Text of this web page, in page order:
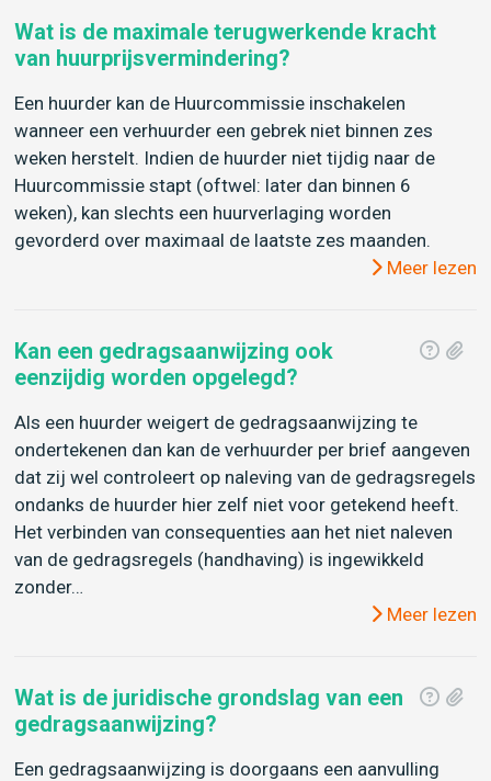
Wat is de maximale terugwerkende kracht
van huurprijsvermindering?
Een huurder kan de Huurcommissie inschakelen
wanneer een verhuurder een gebrek niet binnen zes
weken herstelt. Indien de huurder niet tijdig naar de
Huurcommissie stapt (oftwel: later dan binnen 6
weken), kan slechts een huurverlaging worden
gevorderd over maximaal de laatste zes maanden.
Meer lezen
Kan een gedragsaanwijzing ook
eenzijdig worden opgelegd?
Als een huurder weigert de gedragsaanwijzing te
ondertekenen dan kan de verhuurder per brief aangeven
dat zij wel controleert op naleving van de gedragsregels
ondanks de huurder hier zelf niet voor getekend heeft.
Het verbinden van consequenties aan het niet naleven
van de gedragsregels (handhaving) is ingewikkeld
zonder…
Meer lezen
Wat is de juridische grondslag van een
gedragsaanwijzing?
Een gedragsaanwijzing is doorgaans een aanvulling